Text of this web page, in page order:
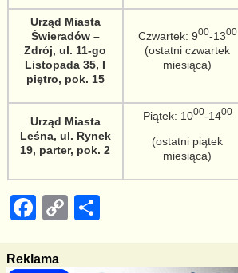
Urząd Miasta
Świeradów –
Zdrój, ul. 11-go
Listopada 35, I
piętro, pok. 15
Czwartek: 900-1300
(ostatni czwartek
miesiąca)
Urząd Miasta
Leśna, ul. Rynek
19, parter, pok. 2
Piątek: 1000-1400
(ostatni piątek
miesiąca)
F
c
C
Reklama